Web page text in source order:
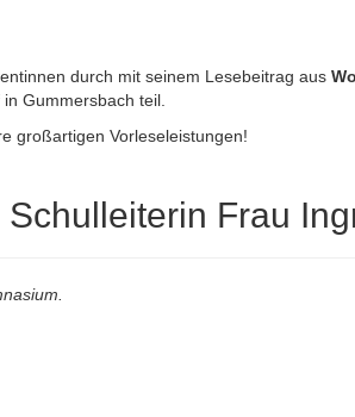
durch mit seinem Lesebeitrag aus
Gummersbach teil.
großartigen Vorleseleistungen!
Frau